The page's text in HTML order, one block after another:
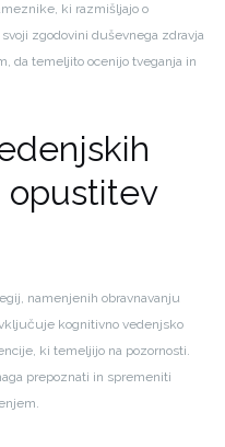
ki razmišljajo o
zgodovini duševnega zdravja
da temeljito ocenijo tveganja in
opustitev
namenjenih obravnavanju
kognitivno vedenjsko
ki temeljijo na pozornosti.
prepoznati in spremeniti